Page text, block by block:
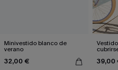
Minivestido blanco de
verano
32,00 € 39,00